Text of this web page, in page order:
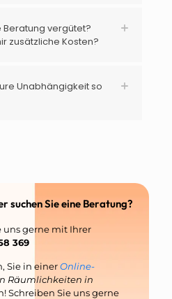
Beratung vergütet?
zusätzliche Kosten?
Unabhängigkeit so
suchen Sie eine Beratung?
uns gerne mit Ihrer
369
Sie in einerOnline-
Räumlichkeiten in
Schreiben Sie uns gerne